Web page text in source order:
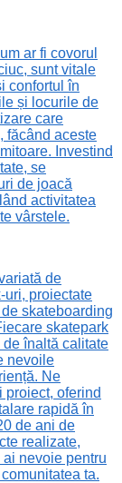
ar fi covorul
sunt vitale
confortul în
și locurile de
care
făcând aceste
Investind
se
de joacă
activitatea
vârstele.
de
uri, proiectate
skateboarding
skatepark
înaltă calitate
nevoile
Ne
proiect, oferind
rapidă în
de ani de
realizate,
nevoie pentru
ta.